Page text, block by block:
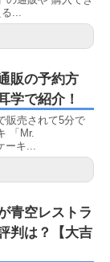
...
販の予約方
学で紹介！
販売されて5分で
「Mr.
ーキ...
青空レストラ
判は？【大吉